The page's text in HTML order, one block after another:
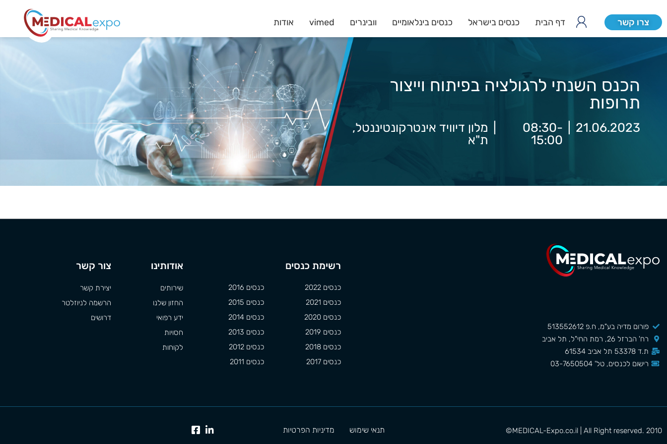
צרו קשר דף הבית כנסים בישראל כנסים בינלאומיים וובינרים vimed אודות
הכנס השנתי לרגולציה בפיתוח וייצור
תרופות
21.06.2023
08:30-
15:00
מלון דיוויד אינטרקונטיננטל,
ת"א
פורום מדיה בע"מ, ח.פ 513552612
רח' הברזל 26, רמת החי"ל, תל אביב
ת.ד 53378 תל אביב 61534
רישום לכנסים, טל' 03-7650504
רשימת כנסים
כנסים 2022
כנסים 2021
כנסים 2020
כנסים 2019
כנסים 2018
כנסים 2017
כנסים 2016
כנסים 2015
כנסים 2014
כנסים 2013
כנסים 2012
כנסים 2011
אודותינו
שירותים
החזון שלנו
ידע רפואי
חסויות
לקוחות
צור קשר
יצירת קשר
הרשמה לניוזלטר
דרושים
MEDICAL-Expo.co.il | All Right reserved. 2010© תנאי שימוש מדיניות הפרטיות